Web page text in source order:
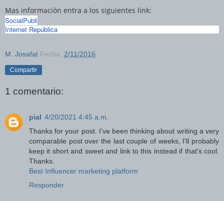
Mas información entra a los siguientes link:
SocialPubli
Internet República
M. Josafat Fecha: 2/11/2016
Compartir
1 comentario:
pial 4/20/2021 4:45 a.m.
Thanks for your post. I’ve been thinking about writing a very
comparable post over the last couple of weeks, I'll probably
keep it short and sweet and link to this instead if that's cool.
Thanks.
Best Influencer marketing platform
Responder